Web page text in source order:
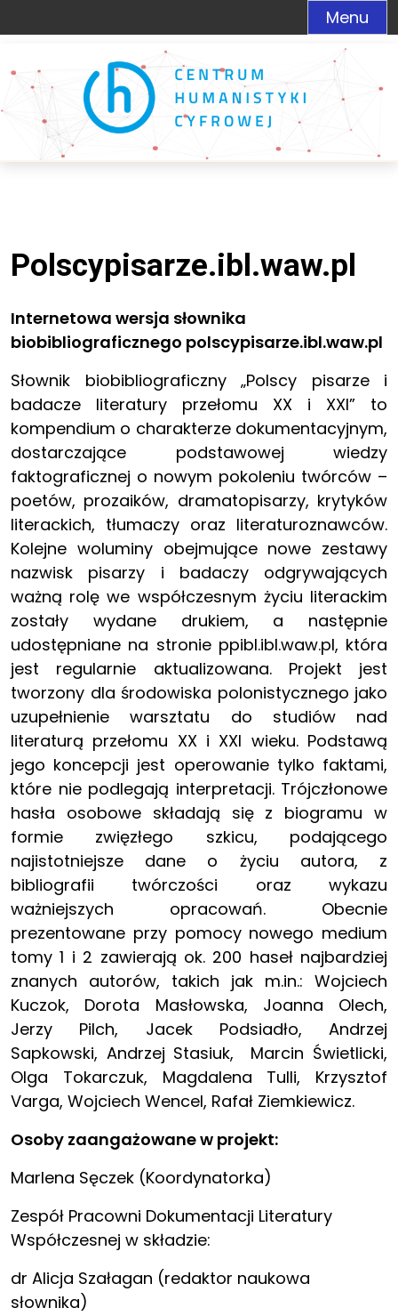
Menu
Polscypisarze.ibl.waw.pl
Internetowa wersja słownika
biobibliograficznego polscypisarze.ibl.waw.pl
Słownik biobibliograficzny „Polscy pisarze i
badacze literatury przełomu XX i XXI” to
kompendium o charakterze dokumentacyjnym,
dostarczające podstawowej wiedzy
faktograficznej o nowym pokoleniu twórców –
poetów, prozaików, dramatopisarzy, krytyków
literackich, tłumaczy oraz literaturoznawców.
Kolejne woluminy obejmujące nowe zestawy
nazwisk pisarzy i badaczy odgrywających
ważną rolę we współczesnym życiu literackim
zostały wydane drukiem, a następnie
udostępniane na stronie ppibl.ibl.waw.pl, która
jest regularnie aktualizowana. Projekt jest
tworzony dla środowiska polonistycznego jako
uzupełnienie warsztatu do studiów nad
literaturą przełomu XX i XXI wieku. Podstawą
jego koncepcji jest operowanie tylko faktami,
które nie podlegają interpretacji. Trójczłonowe
hasła osobowe składają się z biogramu w
formie zwięzłego szkicu, podającego
najistotniejsze dane o życiu autora, z
bibliografii twórczości oraz wykazu
ważniejszych opracowań. Obecnie
prezentowane przy pomocy nowego medium
tomy 1 i 2 zawierają ok. 200 haseł najbardziej
znanych autorów, takich jak m.in.: Wojciech
Kuczok, Dorota Masłowska, Joanna Olech,
Jerzy Pilch, Jacek Podsiadło, Andrzej
Sapkowski, Andrzej Stasiuk, Marcin Świetlicki,
Olga Tokarczuk, Magdalena Tulli, Krzysztof
Varga, Wojciech Wencel, Rafał Ziemkiewicz.
Osoby zaangażowane w projekt:
Marlena Sęczek (Koordynatorka)
Zespół Pracowni Dokumentacji Literatury
Współczesnej w składzie:
dr Alicja Szałagan (redaktor naukowa
słownika)